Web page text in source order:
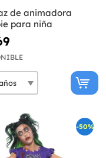
de animadora
para niña
-50%